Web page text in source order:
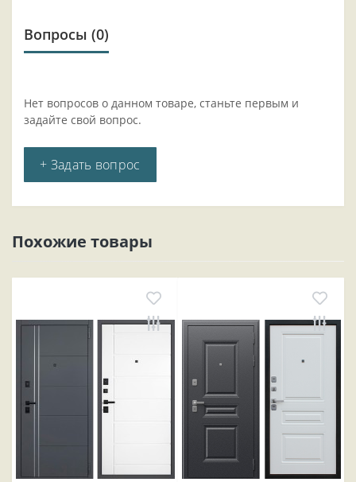
Вопросы (0)
Нет вопросов о данном товаре, станьте первым и
задайте свой вопрос.
+ Задать вопрос
Похожие товары